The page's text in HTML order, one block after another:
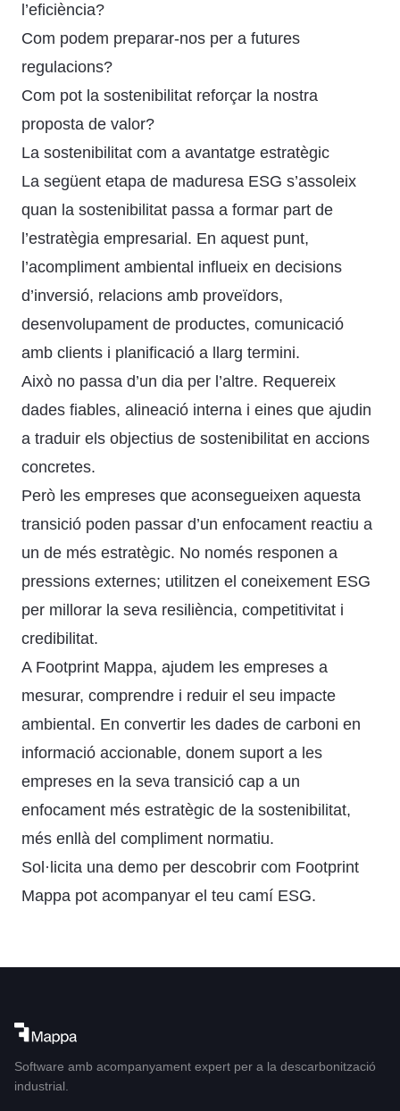
l’eficiència?
Com podem preparar-nos per a futures
regulacions?
Com pot la sostenibilitat reforçar la nostra
proposta de valor?
La sostenibilitat com a avantatge estratègic
La següent etapa de maduresa ESG s’assoleix
quan la sostenibilitat passa a formar part de
l’estratègia empresarial. En aquest punt,
l’acompliment ambiental influeix en decisions
d’inversió, relacions amb proveïdors,
desenvolupament de productes, comunicació
amb clients i planificació a llarg termini.
Això no passa d’un dia per l’altre. Requereix
dades fiables, alineació interna i eines que ajudin
a traduir els objectius de sostenibilitat en accions
concretes.
Però les empreses que aconsegueixen aquesta
transició poden passar d’un enfocament reactiu a
un de més estratègic. No només responen a
pressions externes; utilitzen el coneixement ESG
per millorar la seva resiliència, competitivitat i
credibilitat.
A Footprint Mappa, ajudem les empreses a
mesurar, comprendre i reduir el seu impacte
ambiental. En convertir les dades de carboni en
informació accionable, donem suport a les
empreses en la seva transició cap a un
enfocament més estratègic de la sostenibilitat,
més enllà del compliment normatiu.
Sol·licita una demo per descobrir com Footprint
Mappa pot acompanyar el teu camí ESG.
Software amb acompanyament expert per a la descarbonització
industrial.